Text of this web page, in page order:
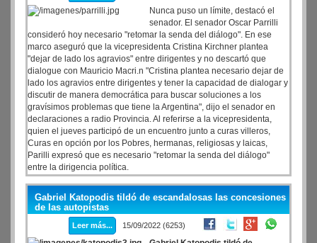
Nunca puso un límite, destacó el
senador. El senador Oscar Parrilli
consideró hoy necesario "retomar la senda del diálogo". En ese
marco aseguró que la vicepresidenta Cristina Kirchner plantea
"dejar de lado los agravios" entre dirigentes y no descartó que
dialogue con Mauricio Macri.n "Cristina plantea necesario dejar de
lado los agravios entre dirigentes y tener la capacidad de dialogar y
discutir de manera democrática para buscar soluciones a los
gravísimos problemas que tiene la Argentina", dijo el senador en
declaraciones a radio Provincia. Al referirse a la vicepresidenta,
quien el jueves participó de un encuentro junto a curas villeros,
Curas en opción por los Pobres, hermanas, religiosas y laicas,
Parilli expresó que es necesario "retomar la senda del diálogo"
entre la dirigencia política.
Gabriel Katopodis tildó de escandalosas las concesiones
de las autopistas
Leer más... 15/09/2022 (6253)